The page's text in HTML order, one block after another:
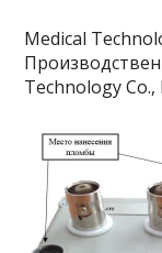
Mеdical
Technology Co.,